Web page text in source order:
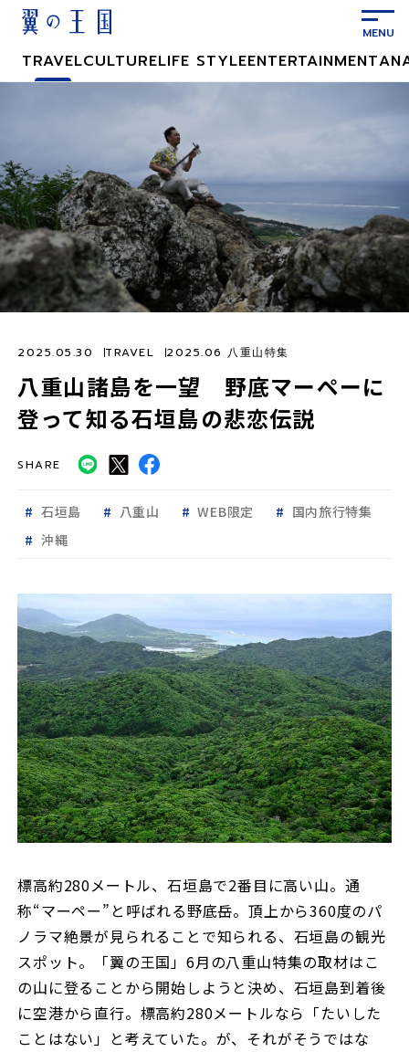
ツ
に
ス
キ
ッ
プ
TRAVELCULTURELIFE STYLEENTERTAINMENT
八重山諸島を一望 野底マーペーに
登って知る石垣島の悲恋伝説
2025.05.30 TRAVEL 2025.06 八重山特集
SHARE
石垣島 八重山 WEB限定
国内旅行特集
沖縄
標高約280メートル、石垣島で2番目に高い山。通
称“マーペー”と呼ばれる野底岳。頂上から360度のパ
ノラマ絶景が見られることで知られる、石垣島の観光
スポット。「翼の王国」6月の八重山特集の取材はこ
の山に登ることから開始しようと決め、石垣島到着後
に空港から直行。標高約280メートルなら「たいした
ことはない」と考えていた。が、それがそうではな